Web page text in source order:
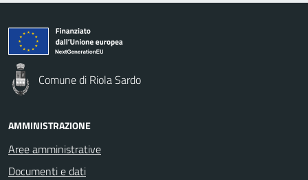
Comune di Riola Sardo
AMMINISTRAZIONE
Aree amministrative
Documenti e dati